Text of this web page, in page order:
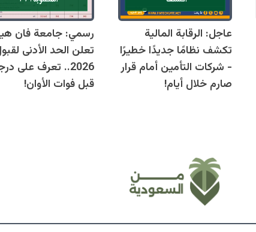
عاجل: الرقابة المالية
تكشف نظامًا جديدًا خطيرًا
- شركات التأمين أمام قرار
صارم خلال أيام!
رسمي: جامعة فان
تعلن الحد الأدنى
2026.. تعرف على
قبل فوات الأوان!